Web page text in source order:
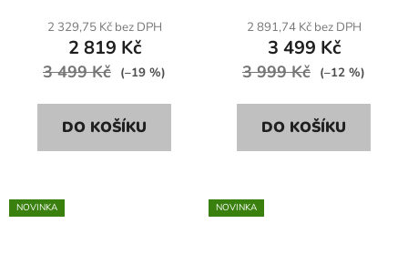
2 329,75 Kč bez DPH
2 819 Kč
3 499 Kč (–19 %)
DO KOŠÍKU
2 891,74 Kč bez DPH
3 499 Kč
3 999 Kč (–12 %)
DO KOŠÍKU
NOVINKA NOVINKA